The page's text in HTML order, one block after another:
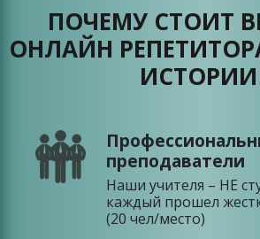
ПОЧЕМУ СТОИТ
ОНЛАЙН
ИСТОРИИ
преподаватели
Наши учителя – НЕ
каждый прошел
(20 чел/место)